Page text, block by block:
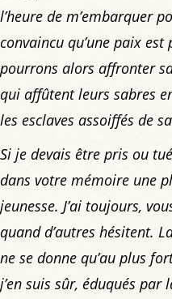
l’heure de m’embar­quer
convaincu qu’une paix
pourrons alors affronter
qui affûtent leurs sabres
les esclaves assoiffés de
Si je devais être pris ou
dans votre mémoire une
jeunesse. J’ai toujours,
quand d’autres hésitent.
ne se donne qu’au plus
j’en suis sûr, éduqués par